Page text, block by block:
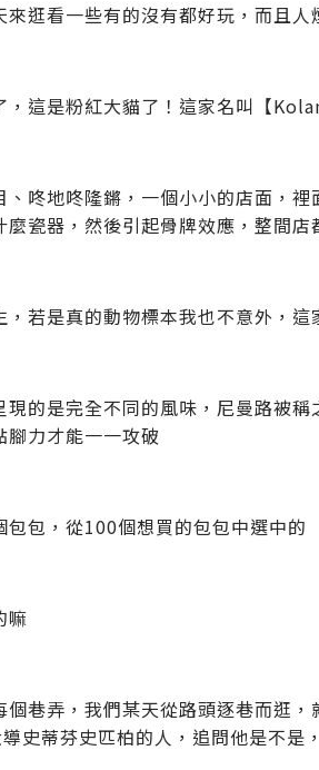
逛看一些有的沒有都好玩，而且人
，這是粉紅大貓了！這家名叫【
、咚地咚隆鏘，一個小小的店面，
瓷器，然後引起骨牌效應，整間店
若是真的動物標本我也不意外，這
現的是完全不同的風味，尼曼路被
腳力才能一一攻破
包包，從100個想買的包包中選中的
嘛
個巷弄，我們某天從路頭逐巷而逛
史蒂芬史匹柏的人，追問他是不是